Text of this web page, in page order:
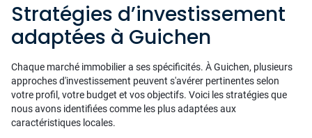
Stratégies d’investissement
adaptées à Guichen
Chaque marché immobilier a ses spécificités. À Guichen, plusieurs
approches d'investissement peuvent s'avérer pertinentes selon
votre profil, votre budget et vos objectifs. Voici les stratégies que
nous avons identifiées comme les plus adaptées aux
caractéristiques locales.